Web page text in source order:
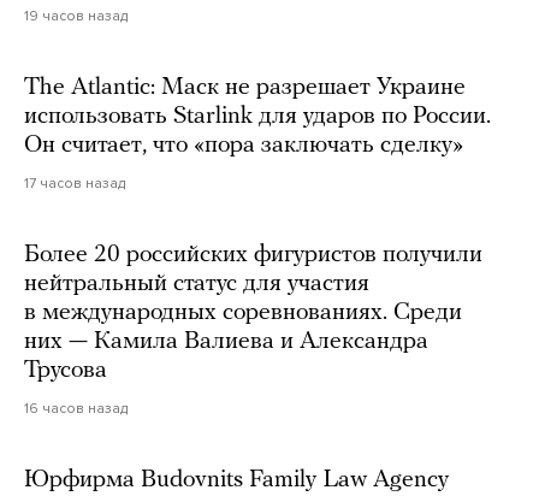
19 часов назад
The Atlantic: Маск не разрешает Украине
использовать Starlink для ударов по России.
Он считает, что «пора заключать сделку»
17 часов назад
Более 20 российских фигуристов получили
нейтральный статус для участия
в международных соревнованиях. Среди
них — Камила Валиева и Александра
Трусова
16 часов назад
Юрфирма Budovnits Family Law Agency